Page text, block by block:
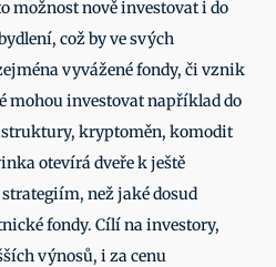
možnost nově investovat i do
což by ve svých
vyvážené fondy, či vznik
mohou investovat například do
kryptoměn, komodit
otevírá dveře k ještě
než jaké dosud
fondy. Cílí na investory,
výnosů, i za cenu